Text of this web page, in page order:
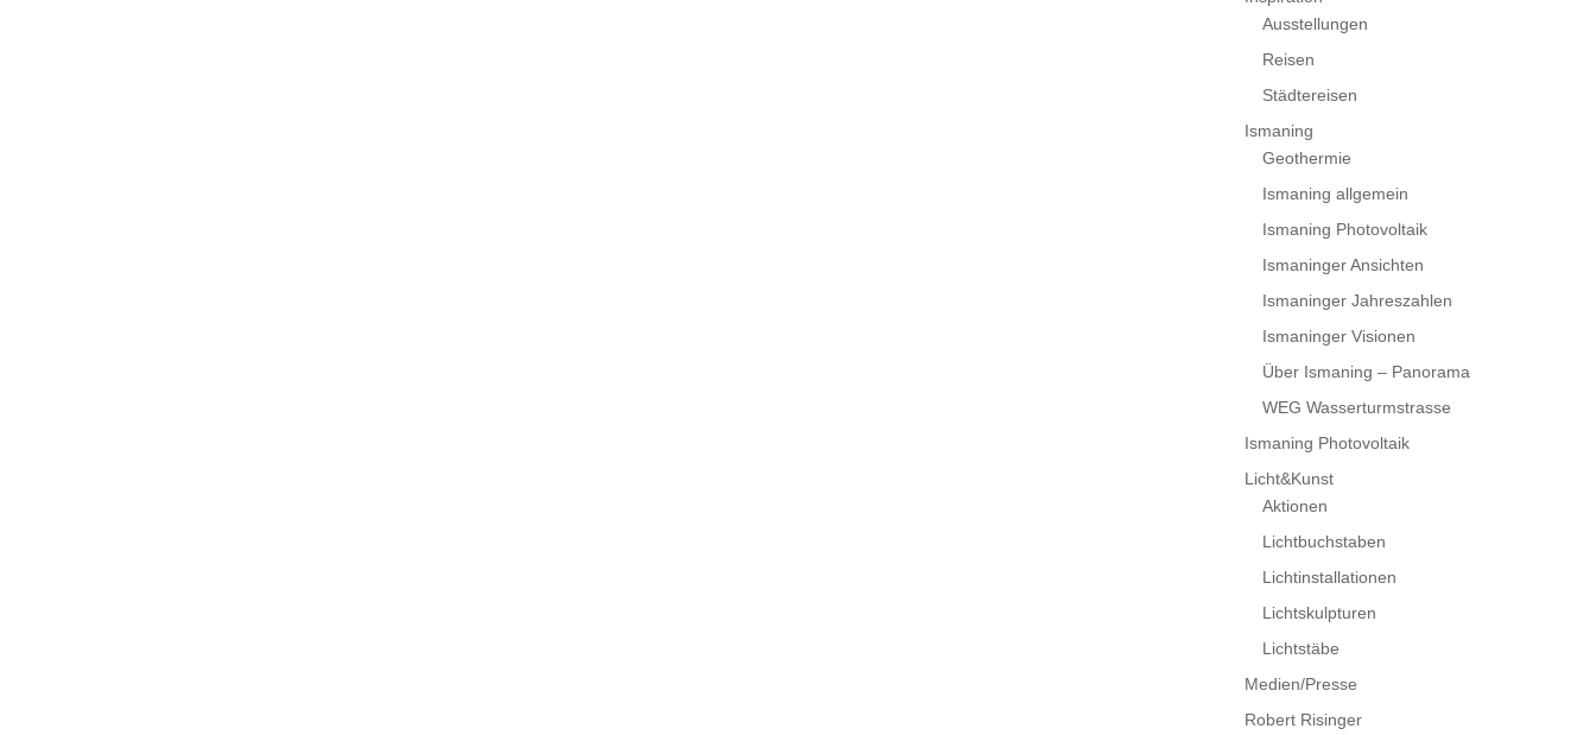
Ausstellungen
Reisen
Städtereisen
Ismaning
Geothermie
Ismaning allgemein
Ismaning Photovoltaik
Ismaninger Ansichten
Ismaninger Jahreszahlen
Ismaninger Visionen
Über Ismaning – Panorama
WEG Wasserturmstrasse
Ismaning Photovoltaik
Licht&Kunst
Aktionen
Lichtbuchstaben
Lichtinstallationen
Lichtskulpturen
Lichtstäbe
Medien/Presse
Robert Risinger